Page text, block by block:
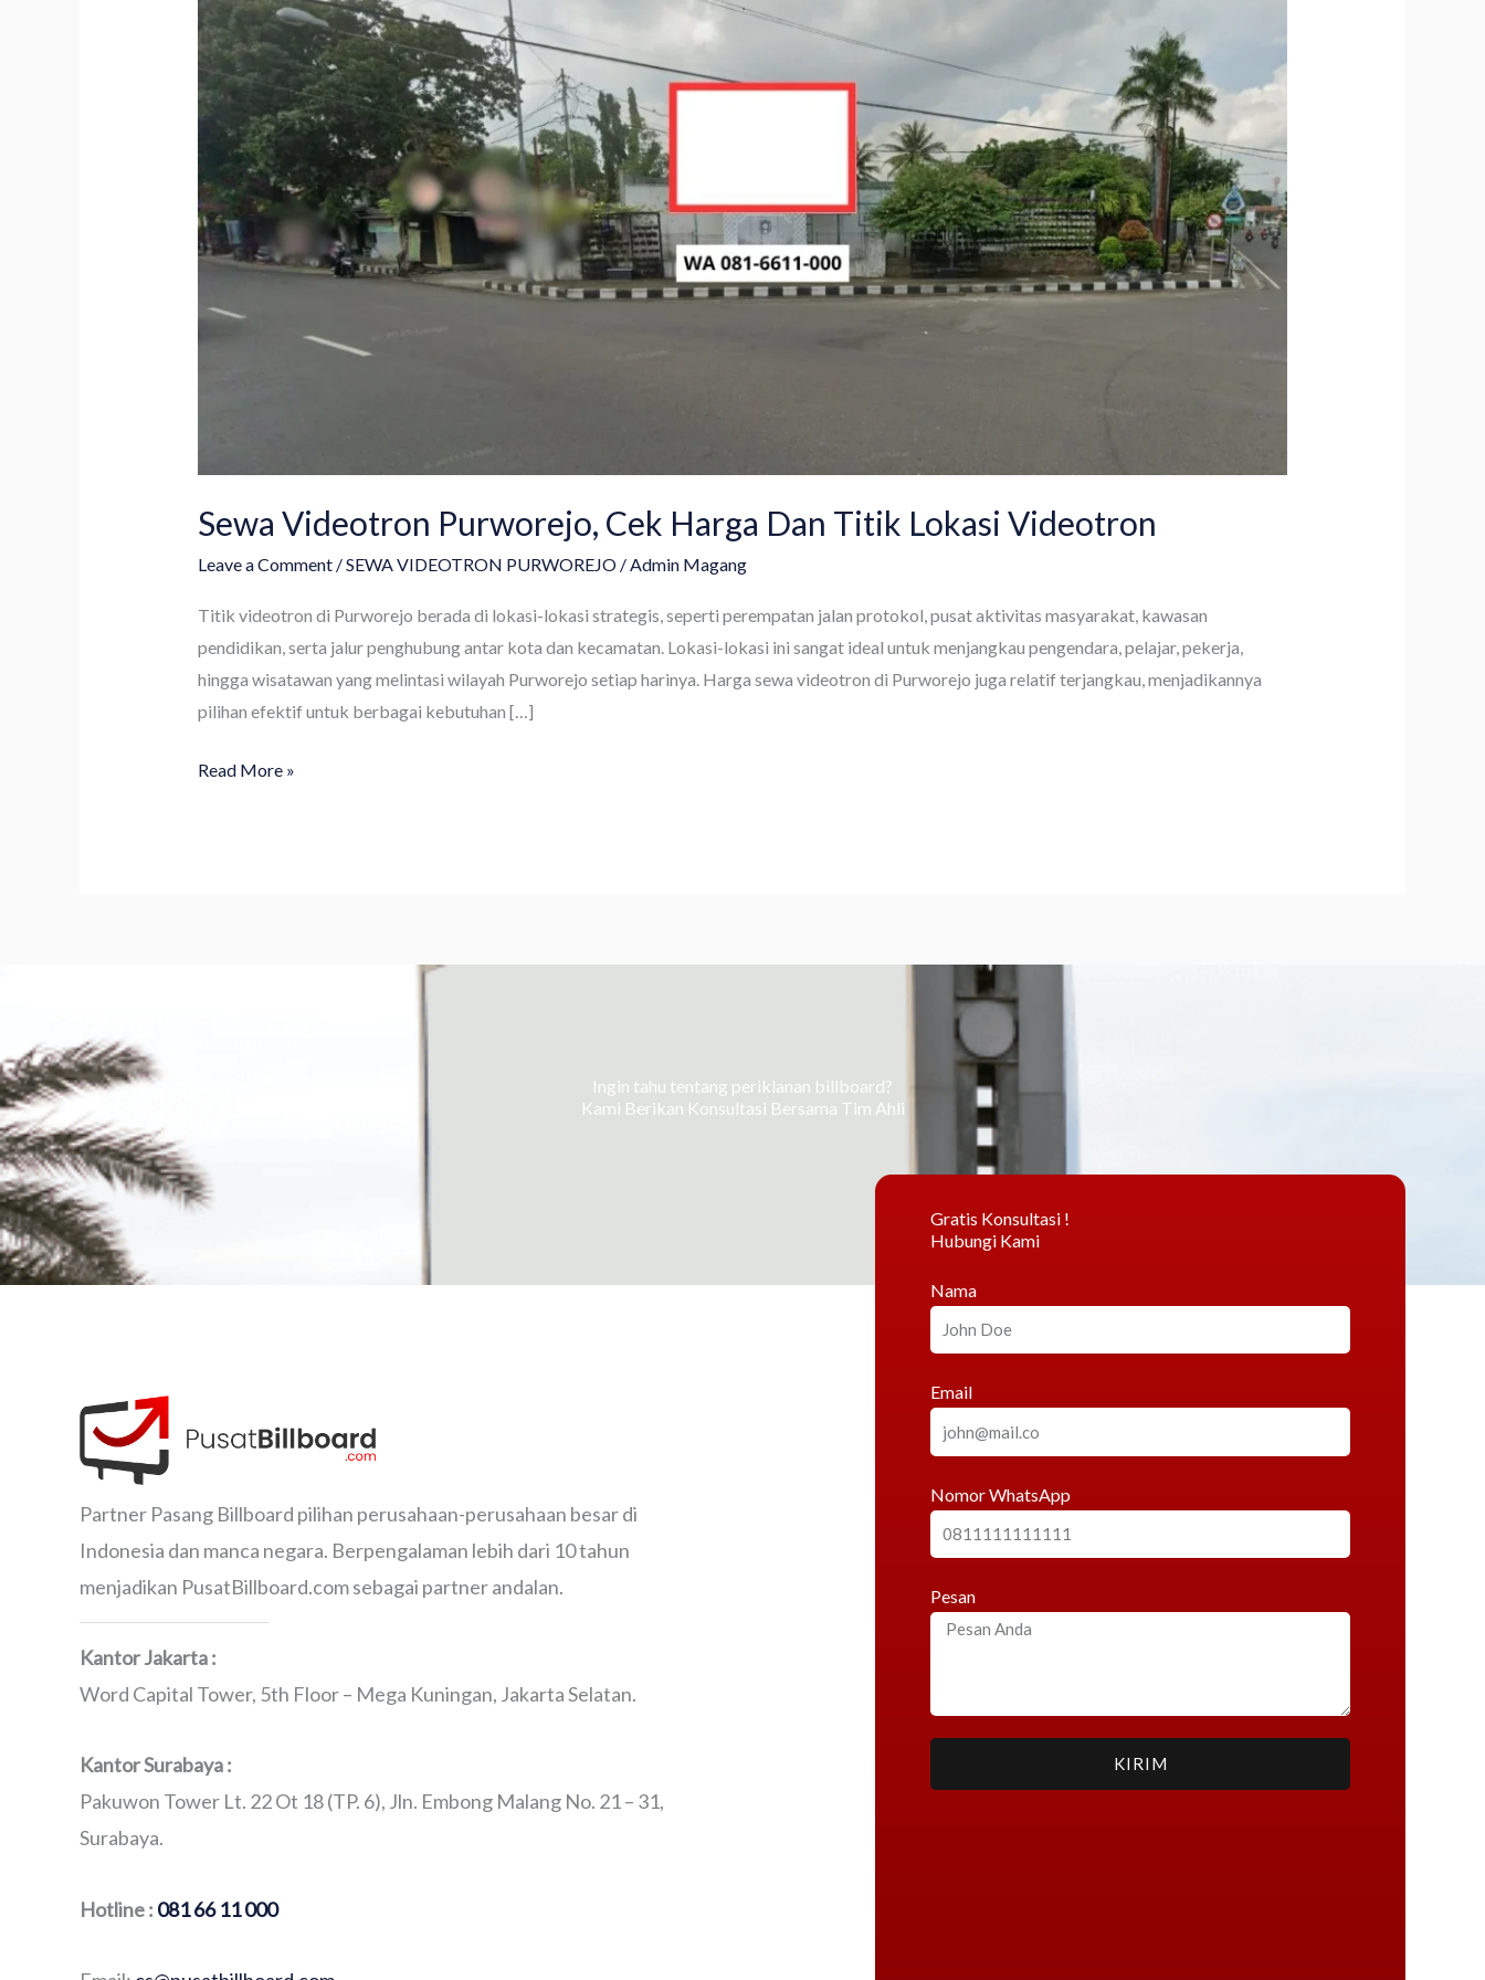
Sewa Videotron Purworejo, Cek Harga Dan Titik Lokasi Videotron
Leave a Comment /SEWA VIDEOTRON PURWOREJO/Admin Magang
Titik videotron di Purworejo berada di lokasi-lokasi strategis, seperti perempatan jalan protokol, pusat aktivitas masyarakat, kawasan
pendidikan, serta jalur penghubung antar kota dan kecamatan. Lokasi-lokasi ini sangat ideal untuk menjangkau pengendara, pelajar, pekerja,
hingga wisatawan yang melintasi wilayah Purworejo setiap harinya. Harga sewa videotron di Purworejo juga relatif terjangkau, menjadikannya
pilihan efektif untuk berbagai kebutuhan […]
Harga
Dan
Titik
Lokasi
Videotron
Read More »
Ingin tahu tentang periklanan billboard?
Kami Berikan Konsultasi Bersama Tim Ahli
Partner Pasang Billboard pilihan perusahaan-perusahaan besar di
Indonesia dan manca negara. Berpengalaman lebih dari 10 tahun
menjadikan PusatBillboard.com sebagai partner andalan.
Kantor Jakarta :
Word Capital Tower, 5th Floor – Mega Kuningan, Jakarta Selatan.
Kantor Surabaya :
Pakuwon Tower Lt. 22 Ot 18 (TP. 6), Jln. Embong Malang No. 21 – 31,
Surabaya.
Hotline : 081 66 11 000
Gratis Konsultasi !
Hubungi Kami
Nama
Email
Nomor WhatsApp
Pesan
KIRIM